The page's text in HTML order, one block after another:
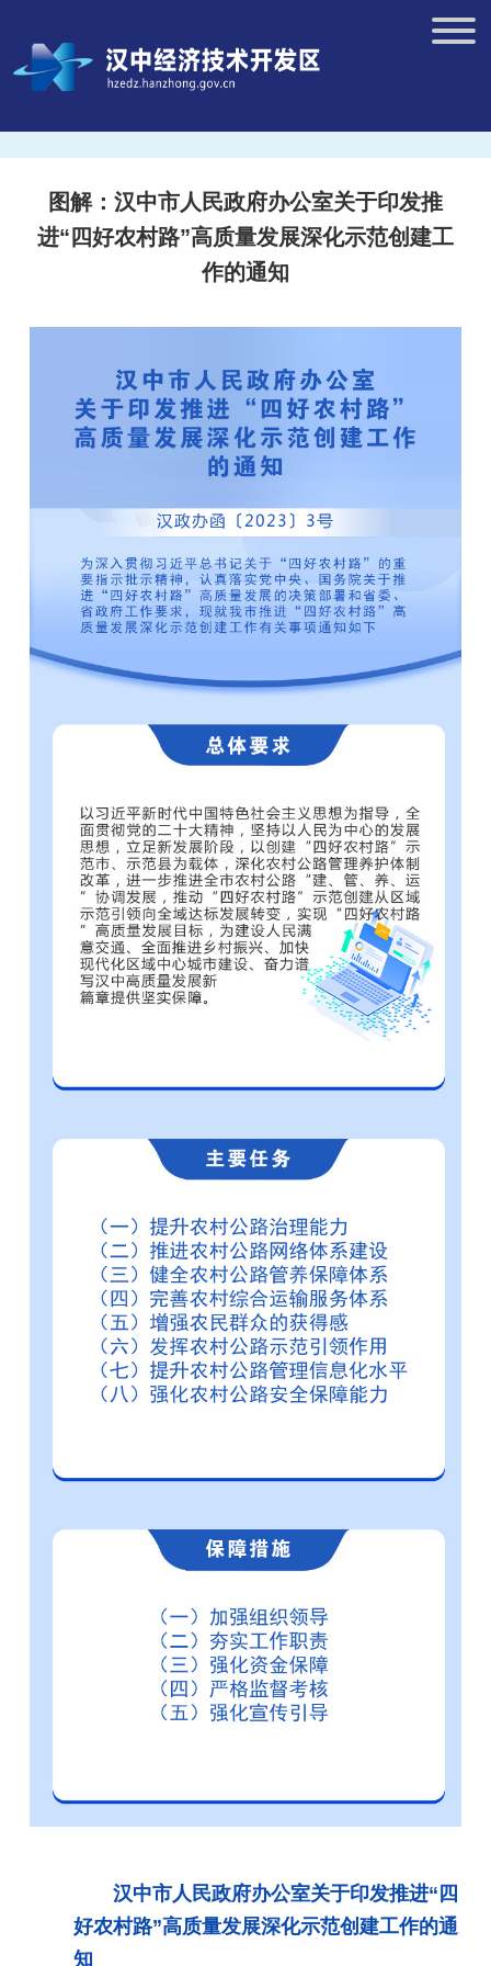
图解：汉中市人民政府办公室关于印发推
进“四好农村路”高质量发展深化示范创建工
作的通知
汉中市人民政府办公室关于印发推进“四
好农村路”高质量发展深化示范创建工作的通
知